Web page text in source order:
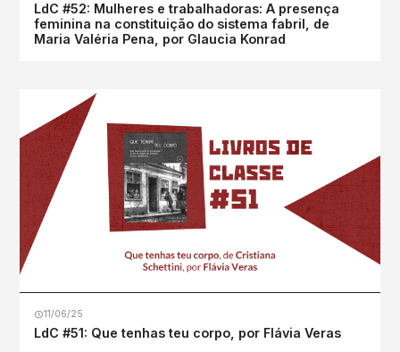
LdC #52: Mulheres e trabalhadoras: A presença
feminina na constituição do sistema fabril, de
Maria Valéria Pena, por Glaucia Konrad
11/06/25
LdC #51: Que tenhas teu corpo, por Flávia Veras